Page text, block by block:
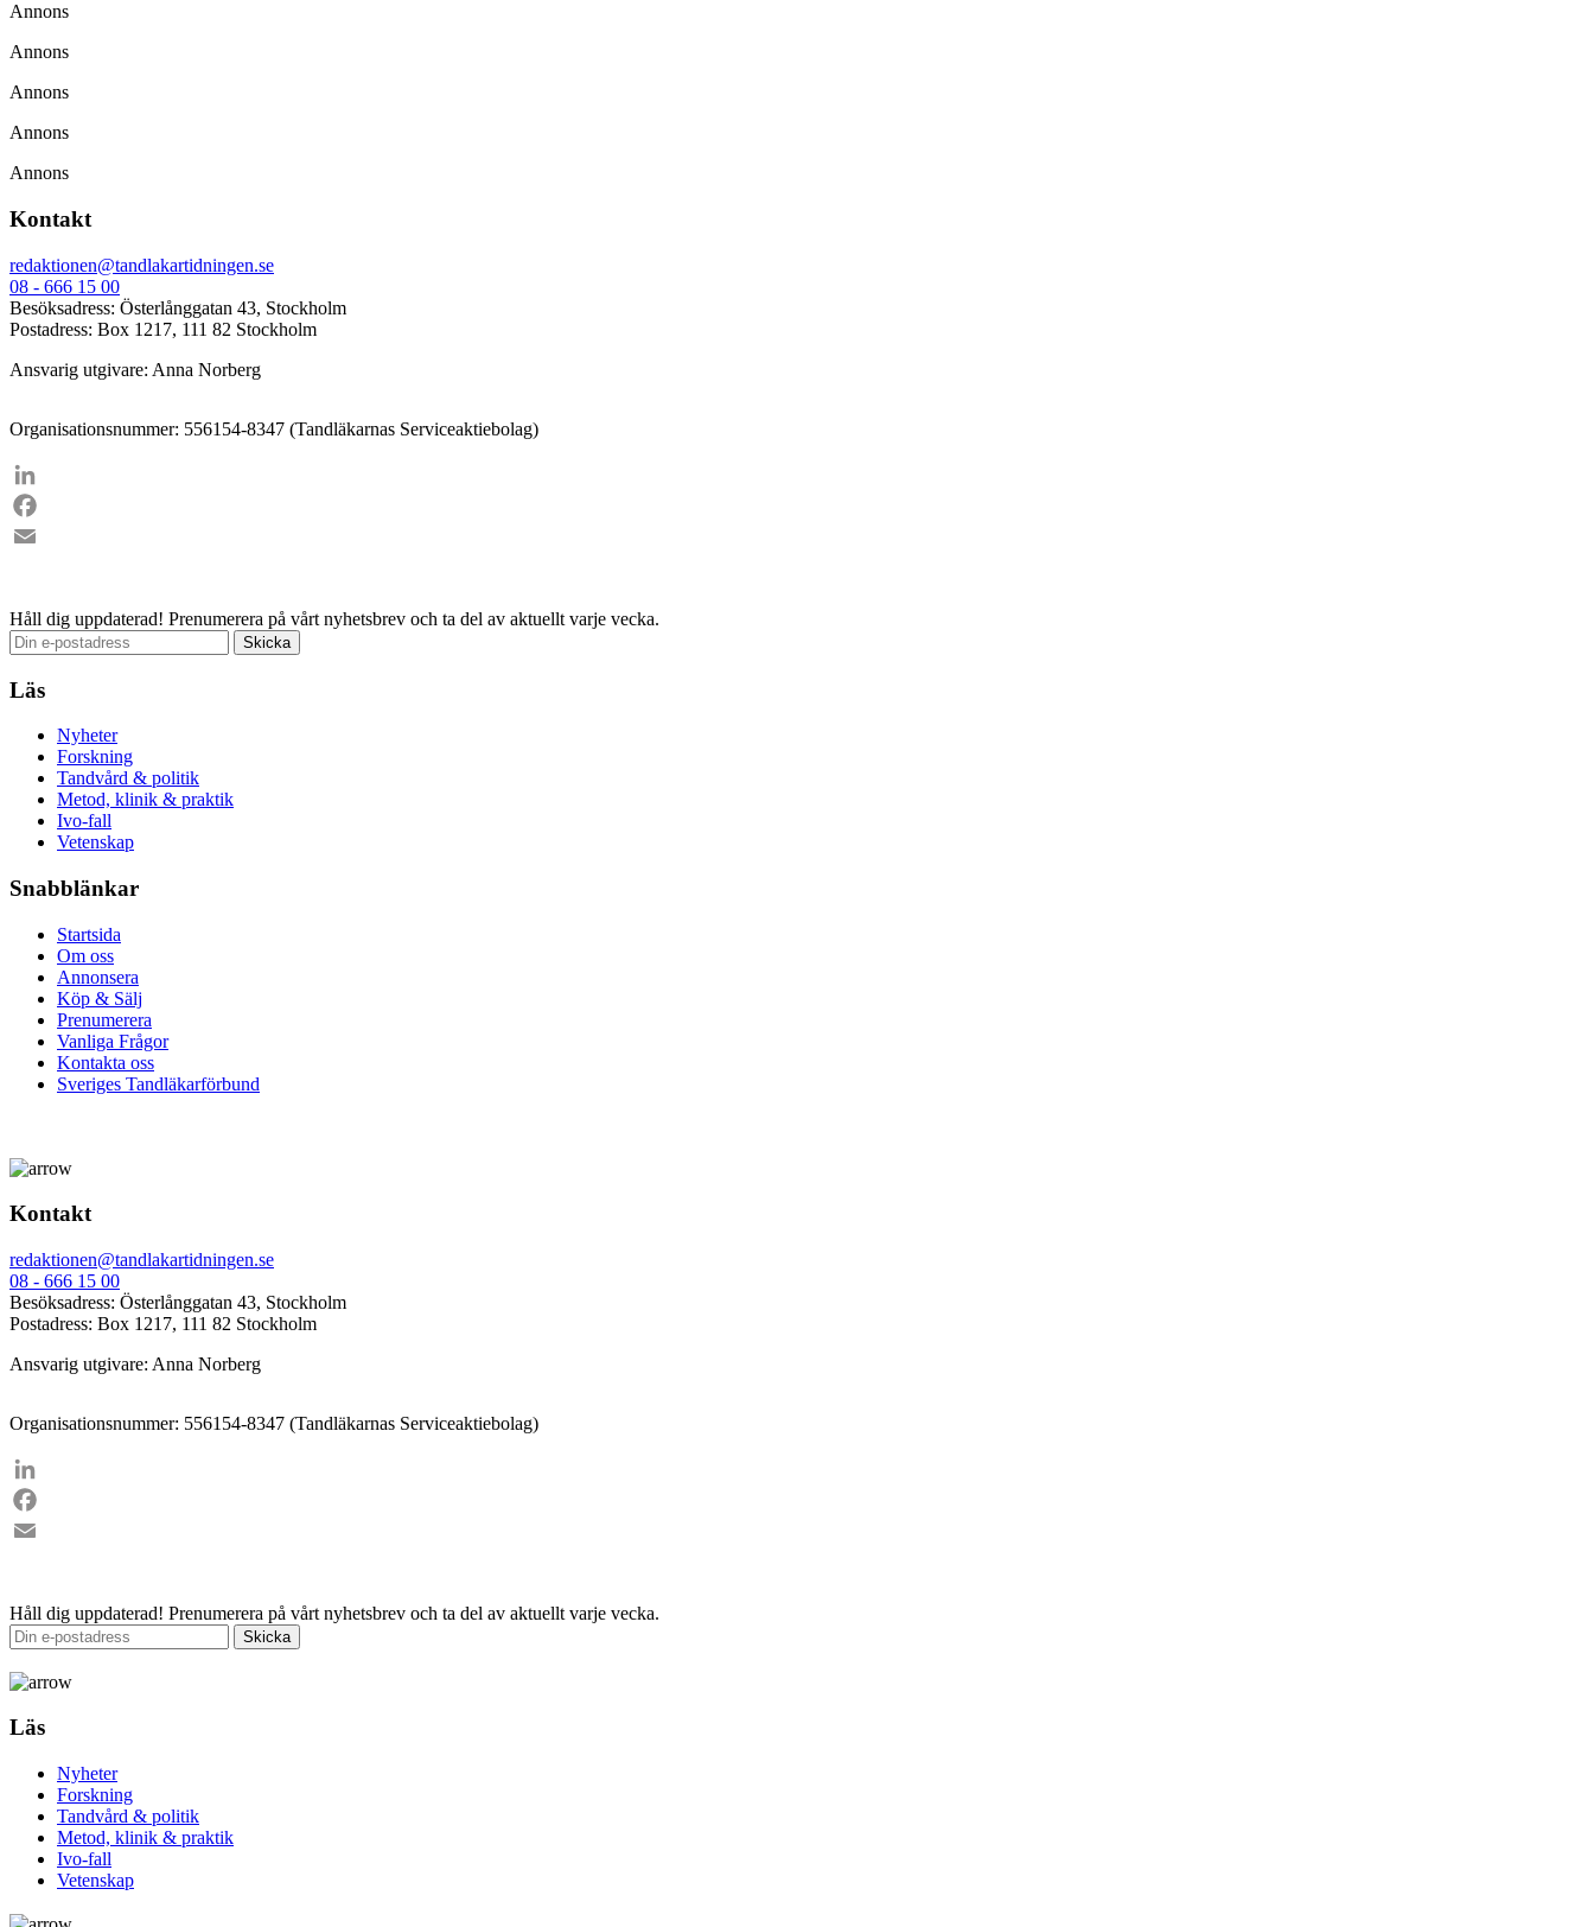
Annons
Annons
Annons
Annons
Annons
Kontakt
redaktionen@tandlakartidningen.se
08 - 666 15 00
Besöksadress: Österlånggatan 43, Stockholm
Postadress: Box 1217, 111 82 Stockholm
Ansvarig utgivare: Anna Norberg
Organisationsnummer: 556154-8347 (Tandläkarnas Serviceaktiebolag)
LinkedIn
Facebook
Håll dig uppdaterad! Prenumerera på vårt nyhetsbrev och ta del av aktuellt varje vecka.
Läs
Nyheter
Forskning
Tandvård & politik
Metod, klinik & praktik
Ivo-fall
Vetenskap
Snabblänkar
Startsida
Om oss
Annonsera
Köp & Sälj
Prenumerera
Vanliga Frågor
Kontakta oss
Sveriges Tandläkarförbund
Kontakt
redaktionen@tandlakartidningen.se
08 - 666 15 00
Besöksadress: Österlånggatan 43, Stockholm
Postadress: Box 1217, 111 82 Stockholm
Ansvarig utgivare: Anna Norberg
Organisationsnummer: 556154-8347 (Tandläkarnas Serviceaktiebolag)
LinkedIn
Facebook
Håll dig uppdaterad! Prenumerera på vårt nyhetsbrev och ta del av aktuellt varje vecka.
Läs
Nyheter
Forskning
Tandvård & politik
Metod, klinik & praktik
Ivo-fall
Vetenskap